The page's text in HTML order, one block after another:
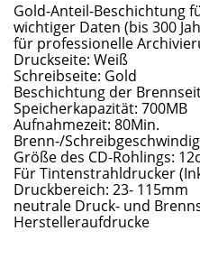
Gold-Anteil-Beschichtung
wichtiger Daten (bis 300
für professionelle
Druckseite: Weiß
Schreibseite: Gold
Beschichtung der
Speicherkapazität: 700MB
Aufnahmezeit: 80Min.
Brenn-/
Größe des CD-Rohlings:
Für Tintenstrahldrucker
Druckbereich: 23- 115mm
neutrale Druck- und
Herstelleraufdrucke